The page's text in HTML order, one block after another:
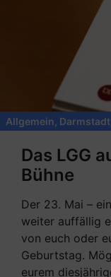
Allgemein Darmstadt
Das LGG
Bühne
Der 23. Mai –
weiter auffällig
von euch oder
Geburtstag.
eurem